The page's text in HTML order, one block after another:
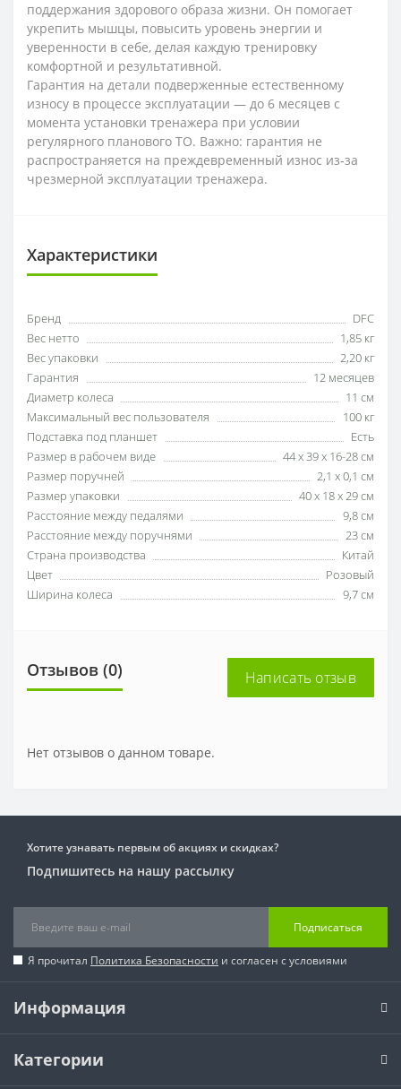
поддержания здорового образа жизни. Он помогает
укрепить мышцы, повысить уровень энергии и
уверенности в себе, делая каждую тренировку
комфортной и результативной.
Гарантия на детали подверженные естественному
износу в процессе эксплуатации — до 6 месяцев с
момента установки тренажера при условии
регулярного планового ТО. Важно: гарантия не
распространяется на преждевременный износ из-за
чрезмерной эксплуатации тренажера.
Характеристики
Бренд
DFC
Вес нетто
1,85 кг
Вес упаковки
2,20 кг
Гарантия
12 месяцев
Диаметр колеса
11 см
Максимальный вес пользователя
100 кг
Подставка под планшет
Есть
Размер в рабочем виде
44 х 39 х 16-28 см
Размер поручней
2,1 х 0,1 см
Размер упаковки
40 х 18 х 29 см
Расстояние между педалями
9,8 см
Расстояние между поручнями
23 см
Страна производства
Китай
Цвет
Розовый
Ширина колеса
9,7 см
Отзывов (0) Написать отзыв
Нет отзывов о данном товаре.
Хотите узнавать первым об акциях и скидках?
Подпишитесь на нашу рассылку
Подписаться
Я прочитал Политика Безопасности и согласен с условиями
Информация
Категории